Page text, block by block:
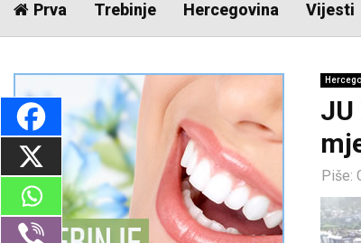
Prva Trebinje Hercegovina Vijesti
JU
Piše: